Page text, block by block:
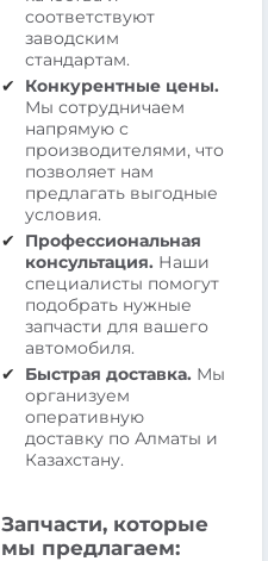
соответствуют
заводским
стандартам.
Конкурентные цены.
Мы сотрудничаем
напрямую с
производителями, что
позволяет нам
предлагать выгодные
условия.
Профессиональная
консультация. Наши
специалисты помогут
подобрать нужные
запчасти для вашего
автомобиля.
Быстрая доставка. Мы
организуем
оперативную
доставку по Алматы и
Казахстану.
Запчасти, которые
мы предлагаем: